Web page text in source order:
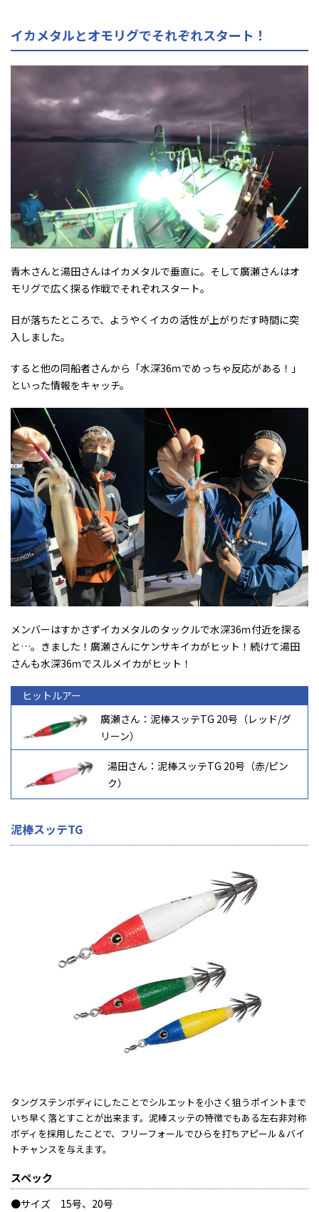
イカメタルとオモリグでそれぞれスタート！
青木さんと湯田さんはイカメタルで垂直に。そして廣瀬さんはオ
モリグで広く探る作戦でそれぞれスタート。
日が落ちたところで、ようやくイカの活性が上がりだす時間に突
入しました。
すると他の同船者さんから「水深36ｍでめっちゃ反応がある！」
といった情報をキャッチ。
メンバーはすかさずイカメタルのタックルで水深36ｍ付近を探る
と…。きました！廣瀬さんにケンサキイカがヒット！続けて湯田
さんも水深36ｍでスルメイカがヒット！
ヒットルアー
廣瀬さん：泥棒スッテTG 20号（レッド/グ
リーン）
湯田さん：泥棒スッテTG 20号（赤/ピン
ク）
泥棒スッテTG
タングステンボディにしたことでシルエットを小さく狙うポイントまで
いち早く落とすことが出来ます。泥棒スッテの特徴でもある左右非対称
ボディを採用したことで、フリーフォールでひらを打ちアピール＆バイ
トチャンスを与えます。
スペック
●サイズ 15号、20号